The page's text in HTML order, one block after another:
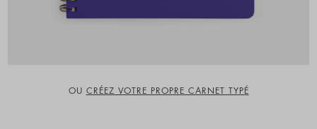
OU CRÉEZ VOTRE PROPRE CARNET TYPÉ